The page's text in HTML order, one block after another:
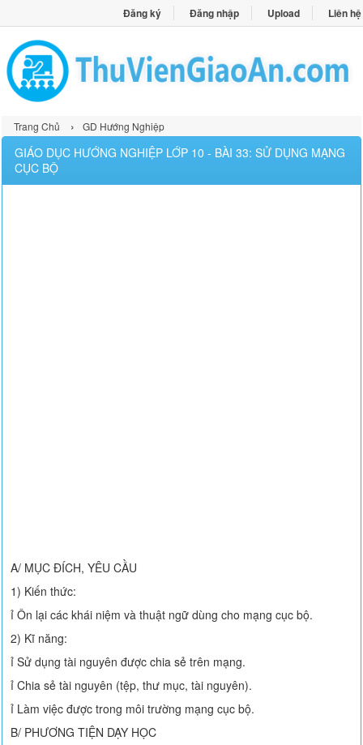
Đăng ký Đăng nhập Upload Liên hệ
Trang Chủ › GD Hướng Nghiệp
GIÁO DỤC HƯỚNG NGHIỆP LỚP 10 - BÀI 33: SỬ DỤNG MẠNG
CỤC BỘ
A/ MỤC ĐÍCH, YÊU CẦU
1) Kiến thức:
ỉ Ôn lại các khái niệm và thuật ngữ dùng cho mạng cục bộ.
2) Kĩ năng:
ỉ Sử dụng tài nguyên được chia sẻ trên mạng.
ỉ Chia sẻ tài nguyên (tệp, thư mục, tài nguyên).
ỉ Làm việc được trong môi trường mạng cục bộ.
B/ PHƯƠNG TIỆN DẠY HỌC